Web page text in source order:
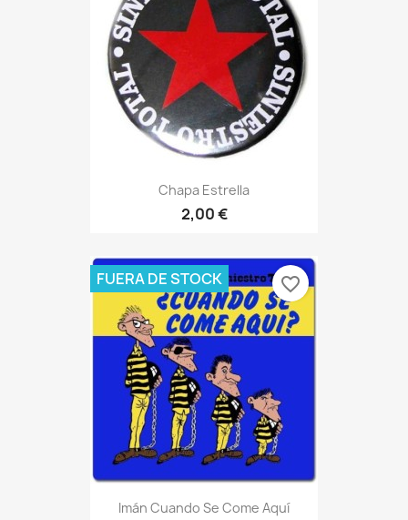
Chapa Estrella
2,00 €
Imán Cuando Se Come Aquí
FUERA DE STOCK favorite_border